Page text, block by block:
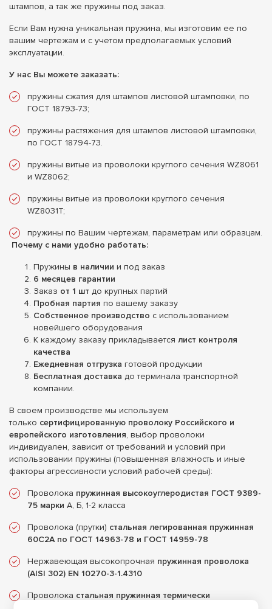
штампов, а так же пружины под заказ.
Если Вам нужна уникальная пружина, мы изготовим ее по
вашим чертежам и с учетом предполагаемых условий
эксплуатации.
У нас Вы можете заказать:
пружины сжатия для штампов листовой штамповки, по
ГОСТ 18793-73;
пружины растяжения для штампов листовой штамповки,
по ГОСТ 18794-73.
пружины витые из проволоки круглого сечения WZ8061
и WZ8062;
пружины витые из проволоки круглого сечения
WZ8031T;
пружины по Вашим чертежам, параметрам или образцам.
Почему с нами удобно работать:
Пружины в наличии и под заказ
6 месяцев гарантии
Заказ от 1 шт до крупных партий
Пробная партия по вашему заказу
Собственное производство с использованием
новейшего оборудования
К каждому заказу прикладывается лист контроля
качества
Ежедневная отгрузка готовой продукции
Бесплатная доставка до терминала транспортной
компании.
В своем производстве мы используем
только сертифицированную проволоку Российского и
европейского изготовления, выбор проволоки
индивидуален, зависит от требований и условий при
использовании пружины (повышенная влажность и иные
факторы агрессивности условий рабочей среды):
Проволока пружинная высокоуглеродистая ГОСТ 9389-
75 марки А, Б, 1-2 класса
Проволока (прутки) стальная легированная пружинная
60С2А по ГОСТ 14963-78 и ГОСТ 14959-78
Нержавеющая высокопрочная пружинная проволока
(AISI 302) EN 10270-3-1.4310
Проволока стальная пружинная термически